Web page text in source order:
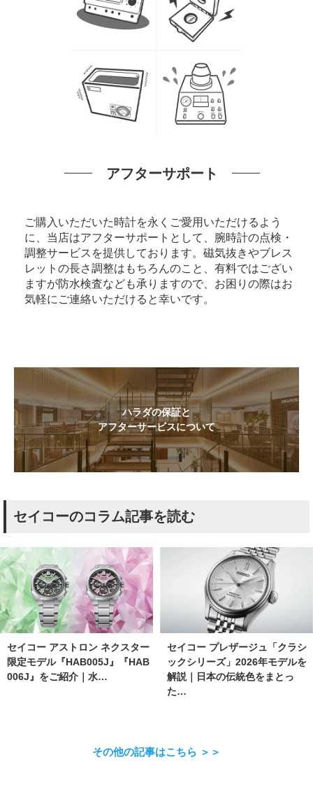
アフターサポート
ご購入いただいた時計を永くご愛用いただけるよう
に、当店はアフターサポートとして、腕時計の点検・
調整サービスを提供しております。磁気抜きやブレス
レットの長さ調整はもちろんのこと、有料ではござい
ますが防水検査なども承りますので、お困りの際はお
気軽にご連絡いただけると幸いです。
ハラダの保証と
アフターサービスについて
セイコーのコラム記事を読む
セイコー アストロン ネクスター
限定モデル『HAB005J』『HAB
006J』をご紹介｜水…
セイコー プレザージュ「クラシ
ックシリーズ」2026年モデルを
解説｜日本の伝統色をまとっ
た…
その他の記事はこちら ＞＞